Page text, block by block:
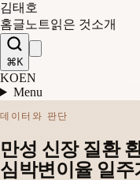
김태호
홈글 노트읽은 것소개
⌘K
KOEN
Menu
데이터와 판단
만성 신장 질환
심박변이율 일주